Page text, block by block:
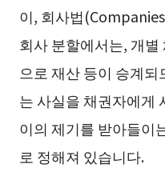
이, 회사법
회사 분할에서는, 개
으로 재산 등이 승계
는 사실을 채권자에게
이의 제기를 받아들이
로 정해져 있습니다.